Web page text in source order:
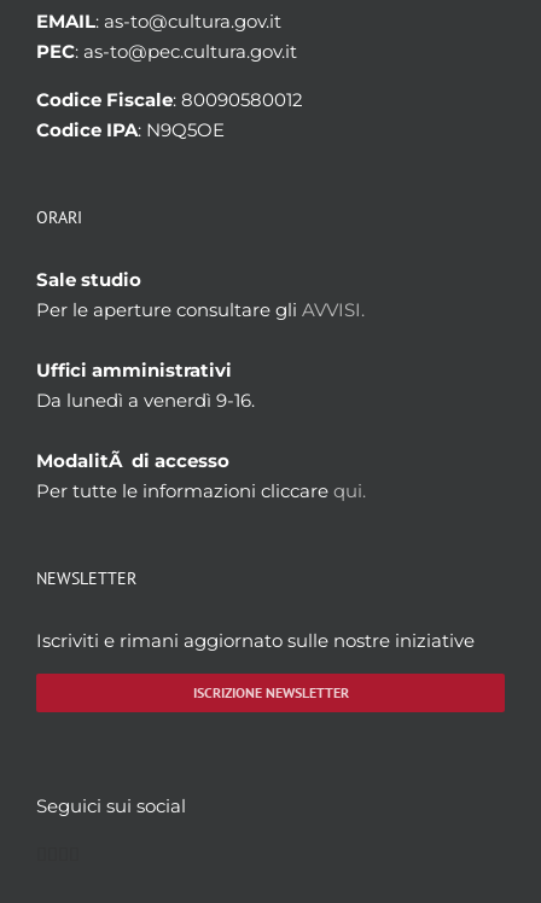
EMAIL: as-to@cultura.gov.it
PEC: as-to@pec.cultura.gov.it
Codice Fiscale: 80090580012
Codice IPA: N9Q5OE
ORARI
Sale studio
Per le aperture consultare gli AVVISI.
Uffici amministrativi
Da lunedì a venerdì 9-16.
ModalitÃ di accesso
Per tutte le informazioni cliccare qui.
NEWSLETTER
Iscriviti e rimani aggiornato sulle nostre iniziative
ISCRIZIONE NEWSLETTER
Seguici sui social